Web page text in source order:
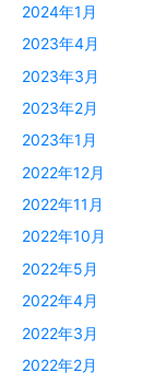
2024年1月
2023年4月
2023年3月
2023年2月
2023年1月
2022年12月
2022年11月
2022年10月
2022年5月
2022年4月
2022年3月
2022年2月